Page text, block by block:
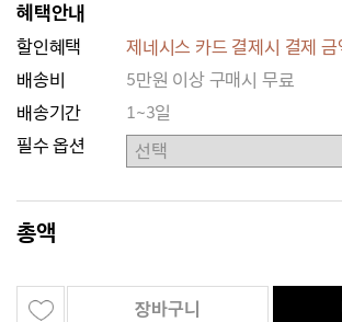
혜택안내
할인혜택
제네시스 카드 결제시 결제 금
배송비
5만원 이상 구매시 무료
배송기간
1~3일
필수 옵션
총액
장바구니